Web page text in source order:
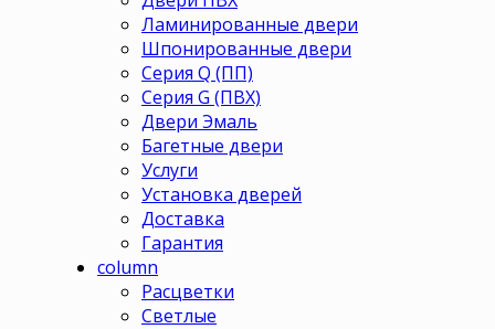
Ламинированные двери
Шпонированные двери
Серия Q (ПП)
Серия G (ПВХ)
Двери Эмаль
Багетные двери
Услуги
Установка дверей
Доставка
Гарантия
column
Расцветки
Светлые